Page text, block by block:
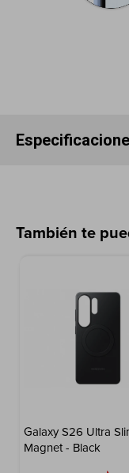
También te
Galaxy S26 Ultra
Magnet - Black